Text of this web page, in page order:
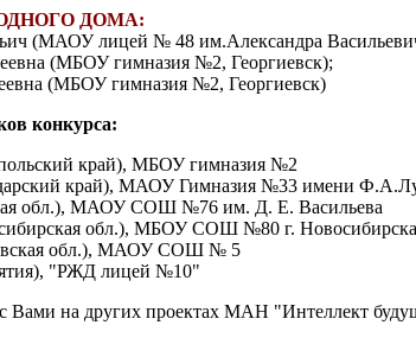
ДОМА:
(МАОУ лицей № 48 им.Александра
(МБОУ гимназия №2, Георгиевск);
(МБОУ гимназия №2, Георгиевск)
конкурса:
край), МБОУ гимназия №2
край), МАОУ Гимназия №33 имени
обл.), МАОУ СОШ №76 им. Д. Е. Васильева
обл.), МБОУ СОШ №80 г. Новосибирска
обл.), МАОУ СОШ № 5
"РЖД лицей №10"
Вами на других проектах МАН "Интеллект